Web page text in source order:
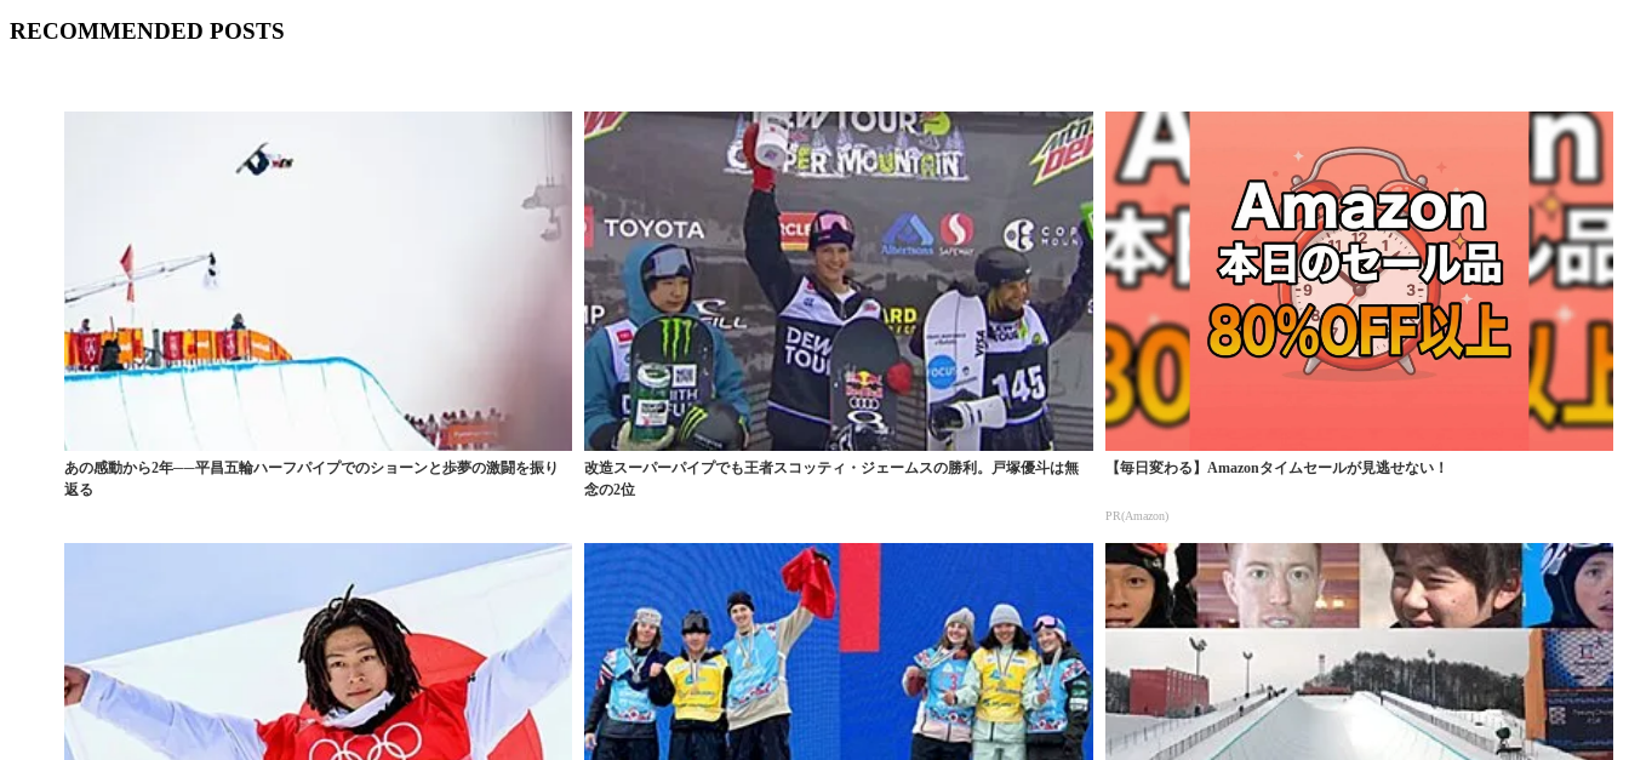
RECOMMENDED POSTS
あの感動から2年──平昌五輪ハーフパイプでのショーンと歩夢の激闘を振り
返る
改造スーパーパイプでも王者スコッティ・ジェームスの勝利。戸塚優斗は無
念の2位
【毎日変わる】Amazonタイムセールが見逃せない！
PR(Amazon)